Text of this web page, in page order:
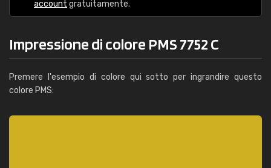
account gratuitamente.
Impressione di colore PMS 7752 C
Premere l'esempio di colore qui sotto per ingrandire questo
colore PMS: